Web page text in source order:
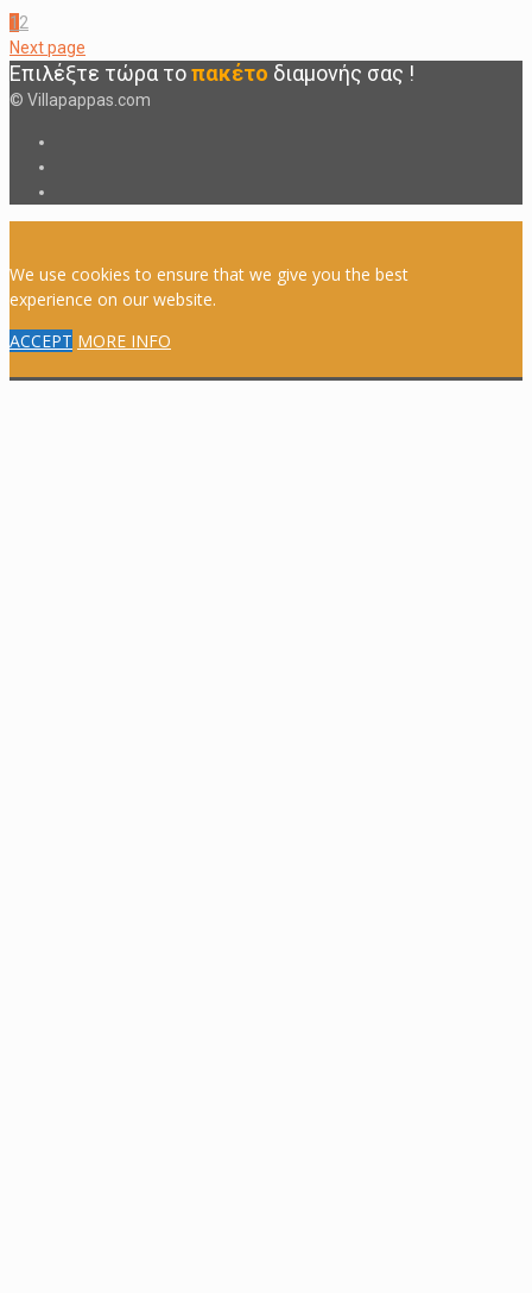
1 2
Next page
Επιλέξτε τώρα τοπακέτο διαμονής σας !
© Villapappas.com
We use cookies to ensure that we give you the best
experience on our website.
ACCEPT MORE INFO